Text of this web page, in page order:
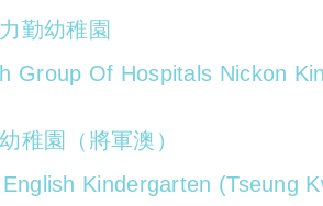
勤幼稚園
Group Of Hospitals Nickon
稚園（將軍澳）
Kindergarten (Tseung